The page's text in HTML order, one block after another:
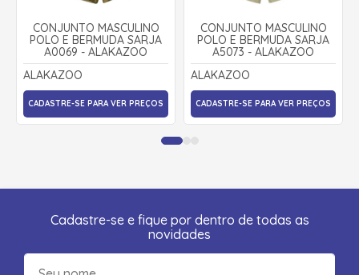
CONJUNTO MASCULINO
POLO E BERMUDA SARJA
A0069 - ALAKAZOO
ALAKAZOO
CADASTRE-SE PARA VER PREÇOS
CONJUNTO MASCULINO
POLO E BERMUDA SARJA
A5073 - ALAKAZOO
ALAKAZOO
CADASTRE-SE PARA VER PREÇOS
Cadastre-se e fique por dentro de todas as
novidades